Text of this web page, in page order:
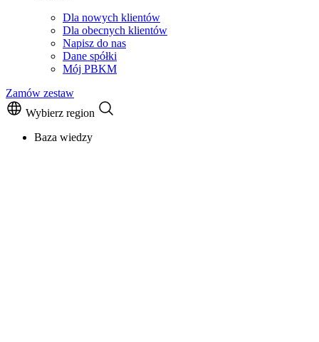
Dla nowych klientów
Dla obecnych klientów
Napisz do nas
Dane spółki
Mój PBKM
Zamów zestaw
Wybierz region
Baza wiedzy